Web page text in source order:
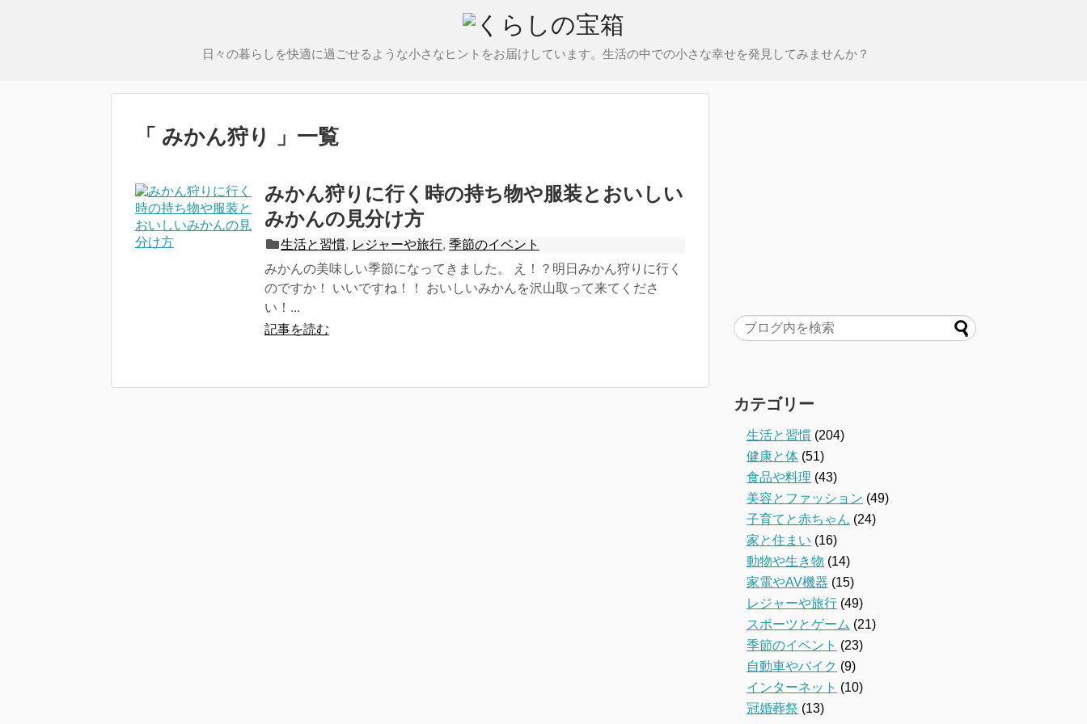
日々の暮らしを快適に過ごせるような小さなヒントをお届けしています。生活の中での小さな幸せを発見してみませんか？
「 みかん狩り 」一覧
みかん狩りに行く時の持ち物や服装とおいしい
みかんの見分け方
生活と習慣, レジャーや旅行, 季節のイベント
みかんの美味しい季節になってきました。 え！？明日みかん狩りに行く
のですか！ いいですね！！ おいしいみかんを沢山取って来てくださ
い！...
記事を読む
カテゴリー
生活と習慣 (204)
健康と体 (51)
食品や料理 (43)
美容とファッション (49)
子育てと赤ちゃん (24)
家と住まい (16)
動物や生き物 (14)
家電やAV機器 (15)
レジャーや旅行 (49)
スポーツとゲーム (21)
季節のイベント (23)
自動車やバイク (9)
インターネット (10)
冠婚葬祭 (13)